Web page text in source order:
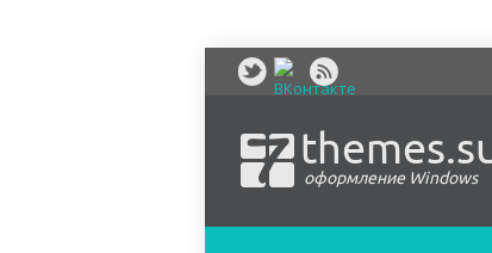
оформление Windows